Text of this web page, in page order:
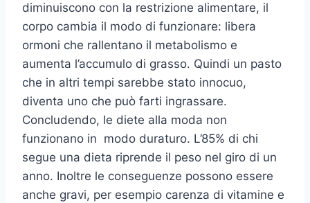
diminuiscono con la restrizione alimentare, il
corpo cambia il modo di funzionare: libera
ormoni che rallentano il metabolismo e
aumenta l’accumulo di grasso. Quindi un pasto
che in altri tempi sarebbe stato innocuo,
diventa uno che può farti ingrassare.
Concludendo, le diete alla moda non
funzionano in modo duraturo. L’85% di chi
segue una dieta riprende il peso nel giro di un
anno. Inoltre le conseguenze possono essere
anche gravi, per esempio carenza di vitamine e